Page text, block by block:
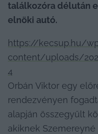
találkozóra délután
elnöki autó.
https://kecsup.hu/
content/uploads/
4
Orbán Viktor egy
rendezvényen
alapján összegyűlt
akiknek